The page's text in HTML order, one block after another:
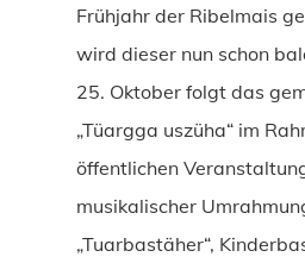
Frühjahr der Ribelmais
wird dieser nun schon
25. Oktober folgt das
„Tüargga uszüha“ im
öffentlichen
musikalischer
„Tuarbastäher“,